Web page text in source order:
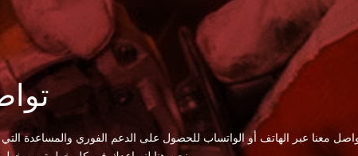
معنا عبر الهاتف أو الواتساب للحصول على الدعم الفوري والمساعدة